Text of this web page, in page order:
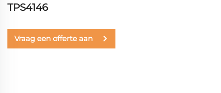
TPS4146
Vraag een offerte aan